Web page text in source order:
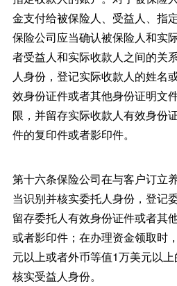
金支付给被保险人、受益人、指
保险公司应当确认被保险人和实
者受益人和实际收款人之间的关
人身份，登记实际收款人的姓名
效身份证件或者其他身份证明文
限，并留存实际收款人有效身份
件的复印件或者影印件。
第十六条保险公司在与客户订立
当识别并核实委托人身份，登记
留存委托人有效身份证件或者其
或者影印件；在办理资金领取时
元以上或者外币等值1万美元以
核实受益人身份。